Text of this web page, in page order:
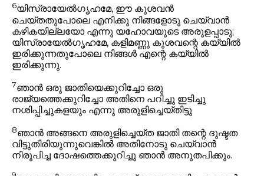
6യിസ്രായേൽഗൃഹമേ, ഈ കുശവൻ
ചെയ്തതുപോലെ എനിക്കു നിങ്ങളോടു ചെയ്‌വാൻ
കഴികയില്ലയോ എന്നു യഹോവയുടെ അരുളപ്പാടു;
യിസ്രായേൽഗൃഹമേ, കളിമണ്ണു കുശവന്റെ കയ്യിൽ
ഇരിക്കുന്നതുപോലെ നിങ്ങൾ എന്റെ കയ്യിൽ
ഇരിക്കുന്നു.
7ഞാൻ ഒരു ജാതിയെക്കുറിച്ചോ ഒരു
രാജ്യത്തെക്കുറിച്ചോ അതിനെ പറിച്ചു ഇടിച്ചു
നശിപ്പിച്ചുകളയും എന്നു അരുളിച്ചെയ്തിട്ടു
8ഞാൻ അങ്ങനെ അരുളിച്ചെയ്ത ജാതി തന്റെ ദുഷ്ടത
വിട്ടുതിരിയുന്നുവെങ്കിൽ അതിനോടു ചെയ്‌വാൻ
നിരൂപിച്ച ദോഷത്തെക്കുറിച്ചു ഞാൻ അനുതപിക്കും.